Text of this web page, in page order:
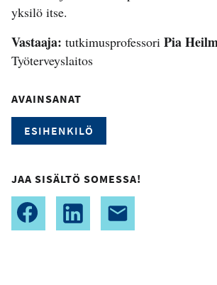
yksilö itse.
Vastaaja: tutkimusprofessori Pia
Työterveyslaitos
AVAINSANAT
ESIHENKILÖ
JAA SISÄLTÖ SOMESSA!